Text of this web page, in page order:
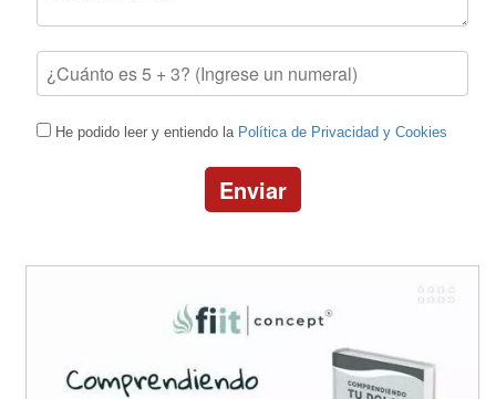
He podido leer y entiendo la Política de Privacidad y Cookies
Enviar